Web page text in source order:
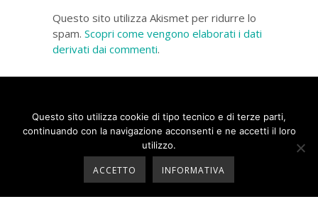
Questo sito utilizza Akismet per ridurre lo
spam. Scopri come vengono elaborati i dati
derivati dai commenti.
COPYRIGHT 2020 | SOCIETÀ RAVA E C
SRL | P.IVA 06416650015 | PRIVACY
Questo sito utilizza cookie di tipo tecnico e di terze parti,
continuando con la navigazione acconsenti e ne accetti il loro
utilizzo.
ACCETTO INFORMATIVA